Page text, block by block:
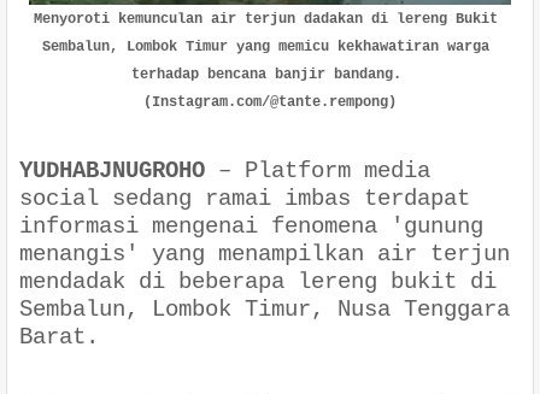
Menyoroti kemunculan air terjun dadakan di lereng Bukit
Sembalun, Lombok Timur yang memicu kekhawatiran warga
terhadap bencana banjir bandang.
(Instagram.com/@tante.rempong)
YUDHABJNUGROHO – Platform media
social sedang ramai imbas terdapat
informasi mengenai fenomena 'gunung
menangis' yang menampilkan air terjun
mendadak di beberapa lereng bukit di
Sembalun, Lombok Timur, Nusa Tenggara
Barat.